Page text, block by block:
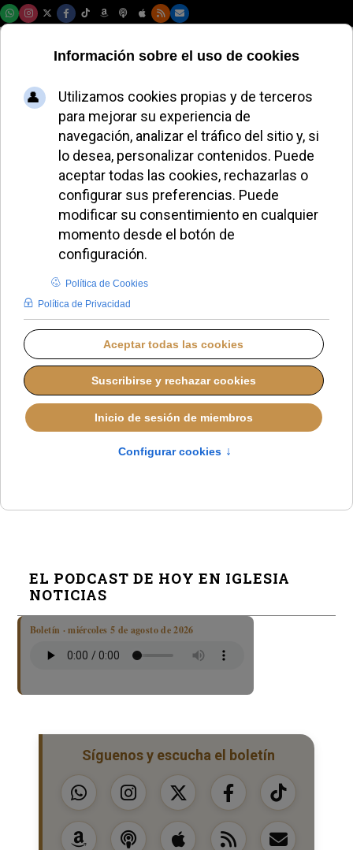
Robert Sarah
Introduzca parte del título
Filtrar Limpiar
Cantidad a
El cardenal Sarah condena la imposición de
ideología en África
El cardenal Sarah debate Europa y África en el
Parlamento Europeo
Sarah denuncia que la liturgia se convierta en
espectáculo
obispos y reabre tensiones con Roma
Viganò acusa a Müller, Sarah y Burke de “oposición
controlada” y llama a apoyar a la Fraternidad San
Pío X
Sarah advierte del riesgo de ruptura en la Iglesia por
las ordenaciones sin mandato pontificio
Fallece el cardenal Polycarp Pengo, líder clave de la
EL PODCAST DE HOY EN IGLESIA
NOTICIAS
Boletín · miércoles 5 de agosto de 2026
Síguenos y escucha el boletín